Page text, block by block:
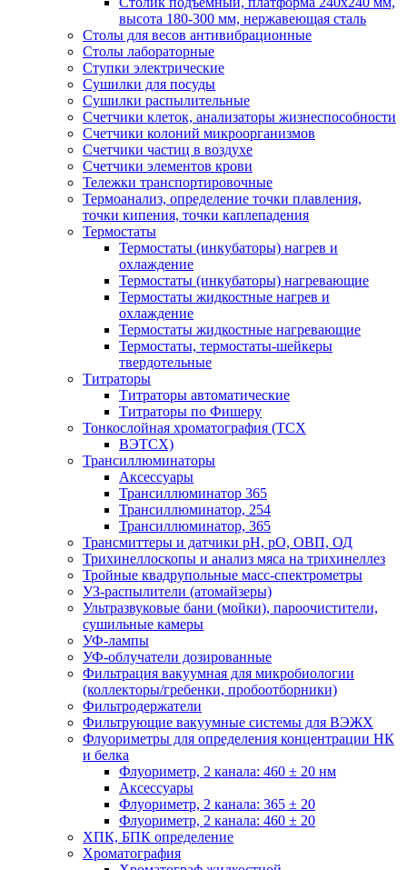
высота 180-300 мм, нержавеющая сталь
Столы для весов антивибрационные
Столы лабораторные
Ступки электрические
Сушилки для посуды
Сушилки распылительные
Счетчики клеток, анализаторы жизнеспособности
Счетчики колоний микроорганизмов
Счетчики частиц в воздухе
Счетчики элементов крови
Тележки транспортировочные
Термоанализ, определение точки плавления,
точки кипения, точки каплепадения
Термостаты
Термостаты (инкубаторы) нагрев и
охлаждение
Термостаты (инкубаторы) нагревающие
Термостаты жидкостные нагрев и
охлаждение
Термостаты жидкостные нагревающие
Термостаты, термостаты-шейкеры
твердотельные
Титраторы
Титраторы автоматические
Титраторы по Фишеру
Тонкослойная хроматография (ТСХ
ВЭТСХ)
Трансиллюминаторы
Аксессуары
Трансиллюминатор 365
Трансиллюминатор, 254
Трансиллюминатор, 365
Трансмиттеры и датчики рН, рО, ОВП, ОД
Трихинеллоскопы и анализ мяса на трихинеллез
Тройные квадрупольные масс-спектрометры
УЗ-распылители (атомайзеры)
Ультразвуковые бани (мойки), пароочистители,
сушильные камеры
УФ-лампы
УФ-облучатели дозированные
Фильтрация вакуумная для микробиологии
(коллекторы/гребенки, пробоотборники)
Фильтродержатели
Фильтрующие вакуумные системы для ВЭЖХ
Флуориметры для определения концентрации НК
и белка
Флуориметр, 2 канала: 460 ± 20 нм
Аксессуары
Флуориметр, 2 канала: 365 ± 20
Флуориметр, 2 канала: 460 ± 20
ХПК, БПК определение
Хроматография